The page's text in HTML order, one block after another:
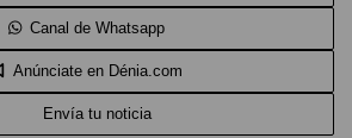
Canal de Whatsapp
Anúnciate en Dénia.com
Envía tu noticia